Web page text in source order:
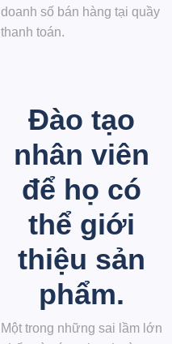
doanh số bán hàng tại quầy
thanh toán.
Đào tạo
nhân viên
để họ có
thể giới
thiệu sản
phẩm.
Một trong những sai lầm lớn